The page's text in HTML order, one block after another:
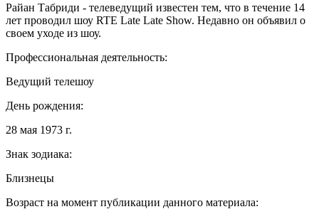
Райан Табриди - телеведущий известен тем, что в течение 14
лет проводил шоу RTE Late Late Show. Недавно он объявил о
своем уходе из шоу.
Профессиональная деятельность:
Ведущий телешоу
День рождения:
28 мая 1973 г.
Знак зодиака:
Близнецы
Возраст на момент публикации данного материала: